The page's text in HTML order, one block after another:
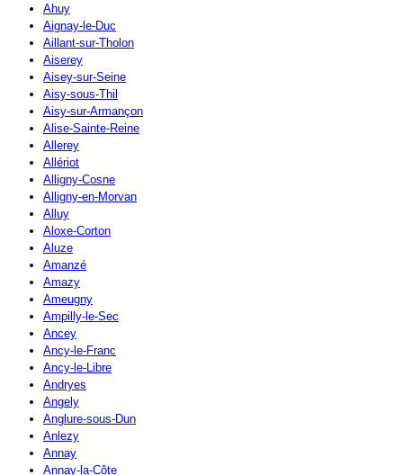
Ahuy
Aignay-le-Duc
Aillant-sur-Tholon
Aiserey
Aisey-sur-Seine
Aisy-sous-Thil
Aisy-sur-Armançon
Alise-Sainte-Reine
Allerey
Allériot
Alligny-Cosne
Alligny-en-Morvan
Alluy
Aloxe-Corton
Aluze
Amanzé
Amazy
Ameugny
Ampilly-le-Sec
Ancey
Ancy-le-Franc
Ancy-le-Libre
Andryes
Angely
Anglure-sous-Dun
Anlezy
Annay
Annay-la-Côte